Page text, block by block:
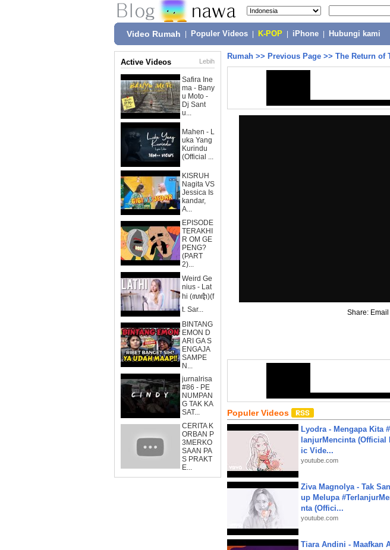
Video Rumah Populer Videos K-POP iPhone Hubungi kami
Active Videos Lebih
Safira Ine
ma - Bany
u Moto -
Dj Sant
u...
Mahen - L
uka Yang
Kurindu
(Official ...
KISRUH
Nagita VS
Jessica Is
kandar,
A...
EPISODE
TERAKHI
R OM GE
PENG?
(PART
2)...
Weird Ge
nius - Lat
hi (ꦭꦛꦶ)(f
t. Sar...
BINTANG
EMON D
ARI GA S
ENGAJA
SAMPE
N...
jurnalrisa
#86 - PE
NUMPAN
G TAK KA
SAT...
CERITA K
ORBAN P
3MERKO
SAAN PA
S PRAKT
E...
Rumah >> Previous Page >> The Return of
Share: Email
Populer Videos
Lyodra - Mengapa Kita
lanjurMencinta (Official
ic Vide...
youtube.com
Ziva Magnolya - Tak
up Melupa
nta (Offici...
youtube.com
Tiara Andini - Maafkan